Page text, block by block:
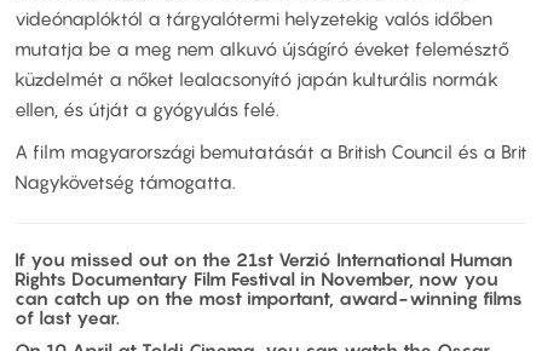
videónaplóktól a tárgyalótermi helyzetekig valós időben
mutatja be a meg nem alkuvó újságíró éveket felemésztő
küzdelmét a nőket lealacsonyító japán kulturális normák
ellen, és útját a gyógyulás felé.
A film magyarországi bemutatását a British Council és a Brit
Nagykövetség támogatta.
If you missed out on the 21st Verzió International Human
Rights Documentary Film Festival in November, now you
can catch up on the most important, award-winning films
of last year.